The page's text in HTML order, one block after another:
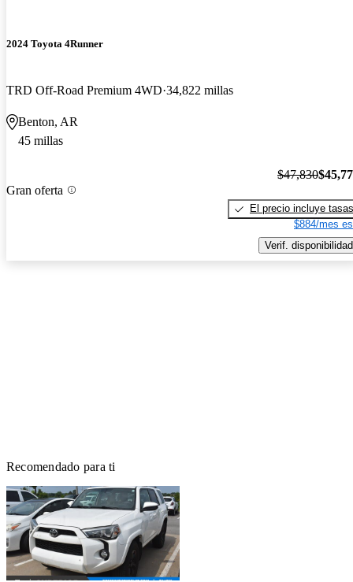
2024 Toyota 4Runner
TRD Off-Road Premium 4WD 34,822 millas
Benton, AR
45 millas
Gran oferta
$47,830
El precio incluye tasas
$884/mes
Verif. disponibilidad
Recomendado para ti